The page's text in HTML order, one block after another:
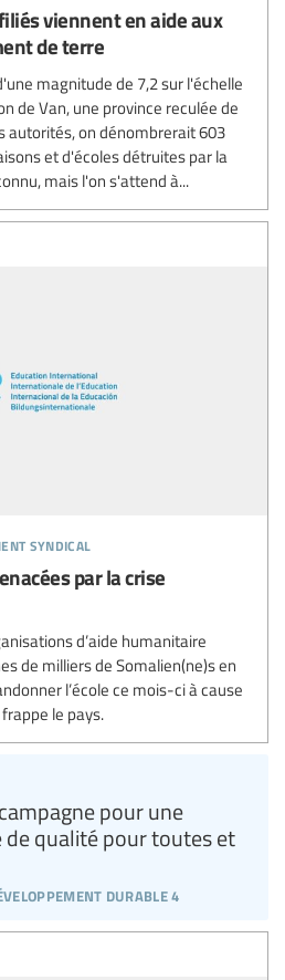
viennent en aide aux
de terre
magnitude de 7,2 sur l'échelle
de Van, une province reculée de
autorités, on dénombrerait 603
et d'écoles détruites par la
mais l'on s'attend à...
syndical
par la crise
d’aide humanitaire
de milliers de Somalien(ne)s en
l’école ce mois-ci à cause
le pays.
durable 4
pour une
qualité pour toutes et